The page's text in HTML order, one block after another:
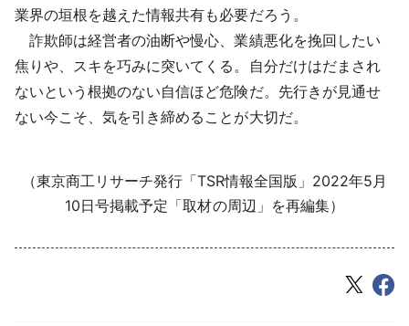
業界の垣根を越えた情報共有も必要だろう。
詐欺師は経営者の油断や慢心、業績悪化を挽回したい
焦りや、スキを巧みに突いてくる。自分だけはだまされ
ないという根拠のない自信ほど危険だ。先行きが見通せ
ない今こそ、気を引き締めることが大切だ。
（東京商工リサーチ発行「TSR情報全国版」2022年5月
10日号掲載予定「取材の周辺」を再編集）